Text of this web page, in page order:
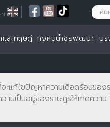
ละทฤษฏี กังหันน้ำชัยพัฒนา บริ
|
ะแก้ไขปัญหาความเดือดร้อนของ
มเป็นอยู่ของราษฎรให้เกิดควา